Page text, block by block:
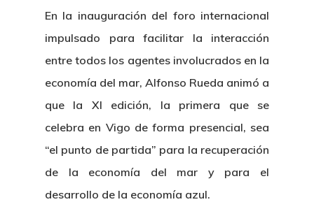
En la inauguración del foro internacional
impulsado para facilitar la interacción
entre todos los agentes involucrados en la
economía del mar, Alfonso Rueda animó a
que la XI edición, la primera que se
celebra en Vigo de forma presencial, sea
“el punto de partida” para la recuperación
de la economía del mar y para el
desarrollo de la economía azul.